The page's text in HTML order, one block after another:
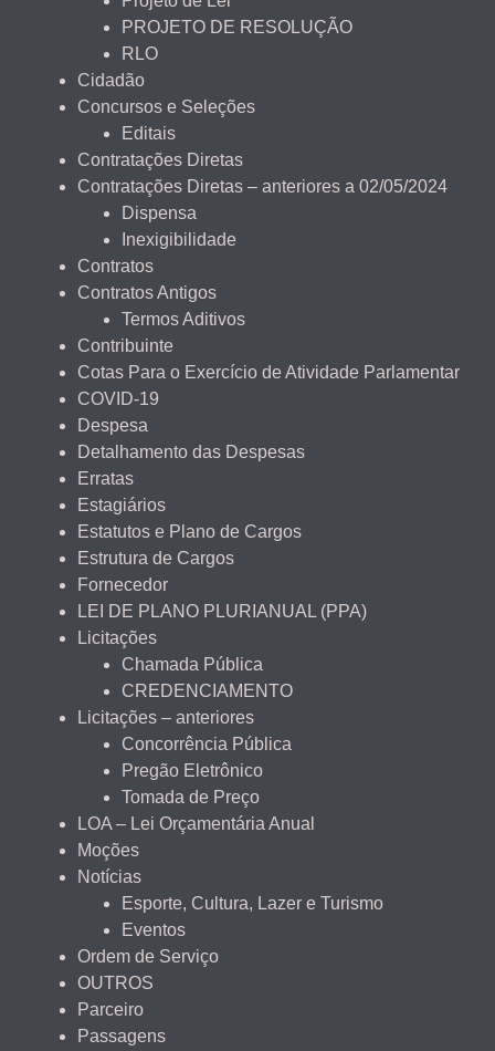
PROJETO DE RESOLUÇÃO
RLO
Cidadão
Concursos e Seleções
Editais
Contratações Diretas
Contratações Diretas – anteriores a 02/05/2024
Dispensa
Inexigibilidade
Contratos
Contratos Antigos
Termos Aditivos
Contribuinte
Cotas Para o Exercício de Atividade Parlamentar
COVID-19
Despesa
Detalhamento das Despesas
Erratas
Estagiários
Estatutos e Plano de Cargos
Estrutura de Cargos
Fornecedor
LEI DE PLANO PLURIANUAL (PPA)
Licitações
Chamada Pública
CREDENCIAMENTO
Licitações – anteriores
Concorrência Pública
Pregão Eletrônico
Tomada de Preço
LOA – Lei Orçamentária Anual
Moções
Notícias
Esporte, Cultura, Lazer e Turismo
Eventos
Ordem de Serviço
OUTROS
Parceiro
Passagens